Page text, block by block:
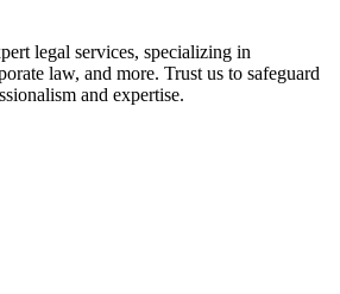
legal services, specializing in
law, and more. Trust us to safeguard
and expertise.